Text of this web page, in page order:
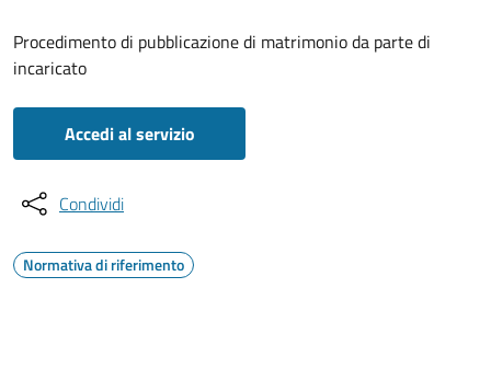
Procedimento di pubblicazione di matrimonio da parte di
incaricato
Accedi al servizio
Condividi
Normativa di riferimento